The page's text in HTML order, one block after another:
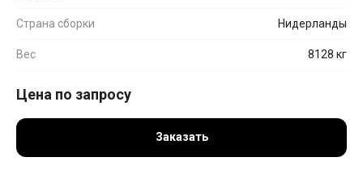
Страна сборки Нидерланды
Вес 8128 кг
Цена по запросу
Заказать